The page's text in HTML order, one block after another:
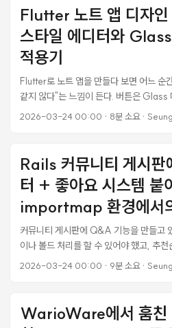
다.
Material SnackBar가 화면 하단에 불투
뜨는데, Glass로 바뀐 나머지 UI와 전혀
도 마음에 안 들었다. iOS 네이티브 앱들
왔다가 올라가는 토스트가 필요했다. ...
Flutter 노트 앱 디자
스타일 에디터와
적용기
Flutter로 노트 앱을 만들다 보면 어느 순
같지 않다"는 느낌이 든다. 버튼은 Glass
션했는데, 정작 에디터 화면과 알림 히스
앱의 에디터 UX를 참고하고, iOS 26
Glassmorphism을 알림 카드에 적용해봤
과 구현 코드를 정리한다. Bear 앱은 왜
Design Award를 받은 마크다운 노트 앱
(Tools stay out of your way)“가 핵심
를 열면 눈에 띄는 UI 요소가 거의 없다.
보인다. ...
2026-03-24 00:00 · 8분 소요·
Rails 커뮤니티 게시판
터 + 좋아요 시스템
importmap 환경에서
커뮤니티 게시판에 Q&A 기능을 만들고
이나 볼드 처리를 할 수 있어야 했고, 추
능도 필요했다. 그런데 이 프로젝트는
다. 그 과정에서 겪은 삽질들을 정리한
크다운 에디터 선택지 Rails 8의 기본
2026-03-24 00:00 · 9분 소요·
WarioWare에서 훔친